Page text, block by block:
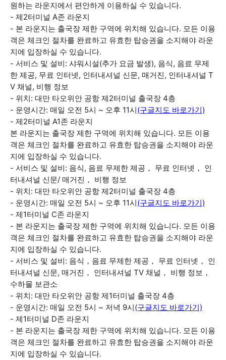
원하는 라운지에서 편안하게 이용하실 수 있습니다.
- 제2터미널 A존 라운지
- 본 라운지는 출국장 제한 구역에 위치해 있습니다. 모든 이용
객은 체크인 절차를 완료하고 유효한 탑승권을 소지해야 라운
지에 입장하실 수 있습니다.
- 서비스 및 설비: 샤워시설(추가 요금 발생), 음식, 음료 무제
한 제공, 무료 인터넷, 인터내셔널 신문, 매거진, 인터내셔널 T
V 채널, 비행 정보
- 위치: 대만 타오위안 공항 제2터미널 출국장 4층
- 운영시간: 매일 오전 5시 ~ 오후 11시(구글지도 바로가기)
- 제2터미널 A1존 라운지
본 라운지는 출국장 제한 구역에 위치해 있습니다. 모든 이용
객은 체크인 절차를 완료하고 유효한 탑승권을 소지해야 라운
지에 입장하실 수 있습니다.
- 서비스 및 설비: 음식, 음료 무제한 제공， 무료 인터넷， 인
터내셔널 신문/ 매거진， 비행 정보
- 위치: 대만 타오위안 공항 제2터미널 출국장 4층
- 운영시간: 매일 오전 5시 ~ 오후 11시(구글지도 바로가기)
- 제1터미널 C존 라운지
- 본 라운지는 출국장 제한 구역에 위치해 있습니다. 모든 이용
객은 체크인 절차를 완료하고 유효한 탑승권을 소지해야 라운
지에 입장하실 수 있습니다.
- 서비스 및 설비: 음식，음료 무제한 제공， 무료 인터넷， 인
터내셔널 신문, 매거진， 인터내셔널 TV 채널， 비행 정보，
수하물 보관소
- 위치: 대만 타오위안 공항 제1터미널 출국장 4층
- 운영시간: 매일 오전 5시 ~ 저녁 9시(구글지도 바로가기)
- 제1터미널 D존 라운지
- 본 라운지는 출국장 제한 구역에 위치해 있습니다. 모든 이용
객은 체크인 절차를 완료하고 유효한 탑승권을 소지해야 라운
지에 입장하실 수 있습니다.